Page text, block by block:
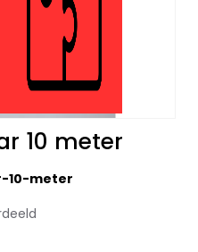
10 meter
10-meter